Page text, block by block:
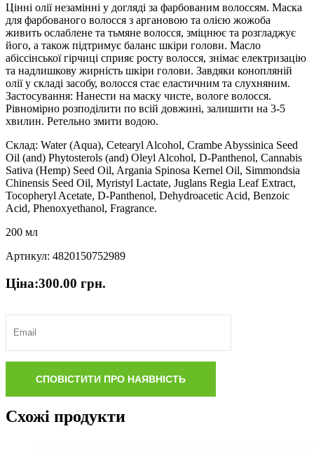
Цінні олії незамінні у догляді за фарбованим волоссям. Маска
для фарбованого волосся з аргановою та олією жожоба
живить ослаблене та тьмяне волосся, зміцнює та розгладжує
його, а також підтримує баланс шкіри голови. Масло
абіссінської гірчиці сприяє росту волосся, знімає електризацію
та надлишкову жирність шкіри голови. Завдяки конопляній
олії у складі засобу, волосся стає еластичним та слухняним.
Застосування: Нанести на маску чисте, вологе волосся.
Рівномірно розподілити по всій довжині, залишити на 3-5
хвилин. Ретельно змити водою.
Склад: Water (Aqua), Cetearyl Alcohol, Crambe Abyssinica Seed
Oil (and) Phytosterols (and) Oleyl Alcohol, D-Panthenol, Cannabis
Sativa (Hemp) Seed Oil, Argania Spinosa Kernel Oil, Simmondsia
Chinensis Seed Oil, Myristyl Lactate, Juglans Regia Leaf Extract,
Tocopheryl Acetate, D-Panthenol, Dehydroacetic Acid, Benzoic
Acid, Phenoxyethanol, Fragrance.
200 мл
Артикул: 4820150752989
Ціна:300.00 грн.
Схожі продукти